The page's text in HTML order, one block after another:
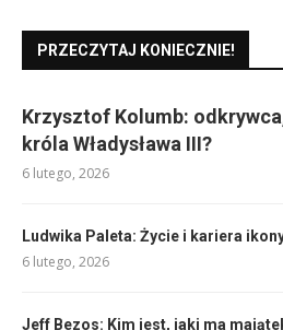
PRZECZYTAJ KONIECZNIE!
Krzysztof Kolumb:
króla Władysława III?
6 lutego, 2026
Ludwika Paleta: Życie i kariera
6 lutego, 2026
Jeff Bezos: Kim jest, jaki ma